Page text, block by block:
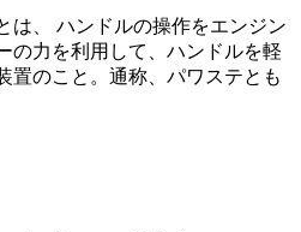
は、 ハンドルの操作をエンジン
の力を利用して、ハンドルを軽
置のこと。通称、パワステとも